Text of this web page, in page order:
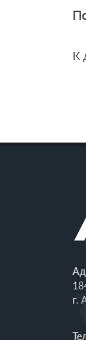
К
г.